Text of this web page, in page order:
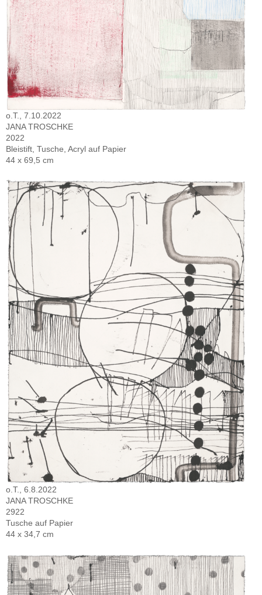
o.T., 7.10.2022
JANA TROSCHKE
2022
Bleistift, Tusche, Acryl auf Papier
44 x 69,5 cm
o.T., 6.8.2022
JANA TROSCHKE
2922
Tusche auf Papier
44 x 34,7 cm